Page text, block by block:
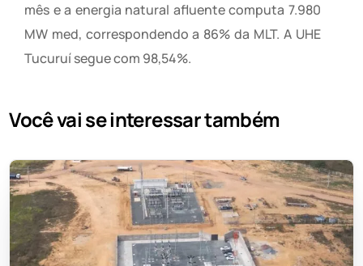
mês e a energia natural afluente computa 7.980
MW med, correspondendo a 86% da MLT. A UHE
Tucuruí segue com 98,54%.
Você vai se interessar também